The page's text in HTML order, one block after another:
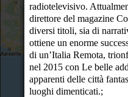
21
22
23
Circolo
10123
radiotelevisivo.
direttore del magazine
diversi titoli, sia di
ottiene un enorme
di un’Italia Remota,
nel 2015 con Le belle
apparenti delle città
luoghi dimenticati.;